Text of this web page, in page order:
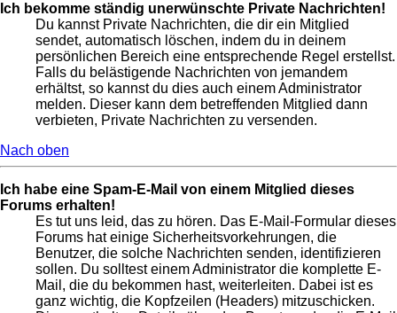
Ich bekomme ständig unerwünschte Private Nachrichten!
Du kannst Private Nachrichten, die dir ein Mitglied
sendet, automatisch löschen, indem du in deinem
persönlichen Bereich eine entsprechende Regel erstellst.
Falls du belästigende Nachrichten von jemandem
erhältst, so kannst du dies auch einem Administrator
melden. Dieser kann dem betreffenden Mitglied dann
verbieten, Private Nachrichten zu versenden.
Nach oben
Ich habe eine Spam-E-Mail von einem Mitglied dieses
Forums erhalten!
Es tut uns leid, das zu hören. Das E-Mail-Formular dieses
Forums hat einige Sicherheitsvorkehrungen, die
Benutzer, die solche Nachrichten senden, identifizieren
sollen. Du solltest einem Administrator die komplette E-
Mail, die du bekommen hast, weiterleiten. Dabei ist es
ganz wichtig, die Kopfzeilen (Headers) mitzuschicken.